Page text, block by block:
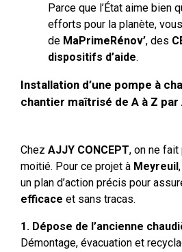
Parce que l’État aime bien
efforts pour la planète,
de MaPrimeRénov’, des
dispositifs d’aide.
Installation d’une pompe à
chantier maîtrisé de A à Z
Chez AJJY CONCEPT, on ne
moitié. Pour ce projet à Meyreuil
un plan d’action précis pour
efficace et sans tracas.
1. Dépose de l’ancienne
Démontage, évacuation et